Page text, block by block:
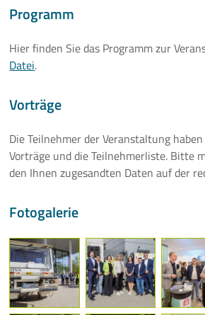
Presseevents
Aktuelles
Mehr
Programm
Hier finden Sie das Programm zur
Datei.
Vorträge
Die Teilnehmer der Veranstaltung
Vorträge und die Teilnehmerliste. Bitte
den Ihnen zugesandten Daten auf der
Fotogalerie